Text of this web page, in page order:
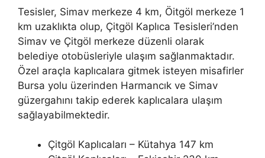
Tesisler, Simav merkeze 4 km, Öitgöl merkeze 1
km uzaklıkta olup, Çitgöl Kaplıca Tesisleri’nden
Simav ve Çitgöl merkeze düzenli olarak
belediye otobüsleriyle ulaşım sağlanmaktadır.
Özel araçla kaplıcalara gitmek isteyen misafirler
Bursa yolu üzerinden Harmancık ve Simav
güzergahını takip ederek kaplıcalara ulaşım
sağlayabilmektedir.
Çitgöl Kaplıcaları – Kütahya 147 km